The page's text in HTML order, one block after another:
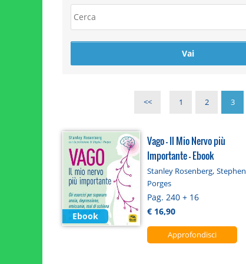
<< 1 2 3
Ebook
Vago - Il Mio Nervo più
Importante - Ebook
Stanley Rosenberg,Stephen
Porges
Pag. 240 + 16
€ 16,90
Approfondisci